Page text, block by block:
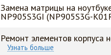
Замена матрицы на
NP905S3GI (NP905S3G-
Ремонт элементов корпуса
Узнать больше